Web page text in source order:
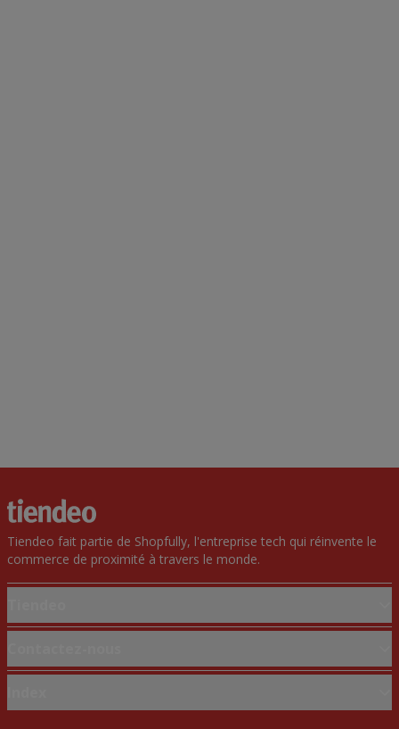
Tiendeo fait partie de Shopfully, l'entreprise tech qui réinvente le
commerce de proximité à travers le monde.
Solutions professionnelles
Magasin mal situé sur la carte